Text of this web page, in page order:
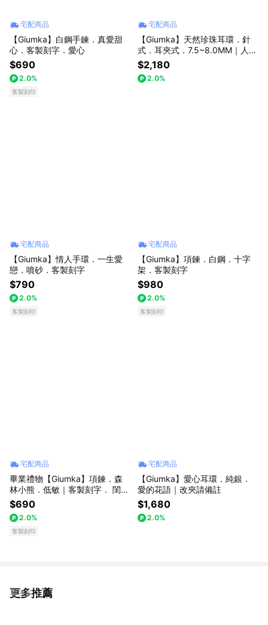
宅配商品
【Giumka】白鋼手鍊．真愛甜
心．客製刻字．愛心
$690
2.0%
客製刻印
宅配商品
【Giumka】天然珍珠耳環．針
式．耳夾式．7.5~8.0MM｜人魚
的眼淚
$2,180
2.0%
宅配商品
【Giumka】情人手環．一生愛
戀．噴砂．客製刻字
$790
2.0%
客製刻印
宅配商品
【Giumka】項鍊．白鋼．十字
架．客製刻字
$980
2.0%
客製刻印
宅配商品
畢業禮物【Giumka】項鍊．森
林小熊．低敏｜客製刻字． 閨密
項鍊
$690
2.0%
客製刻印
宅配商品
【Giumka】愛心耳環．純銀．
愛的花語｜改夾請備註
$1,680
2.0%
更多推薦
看更多